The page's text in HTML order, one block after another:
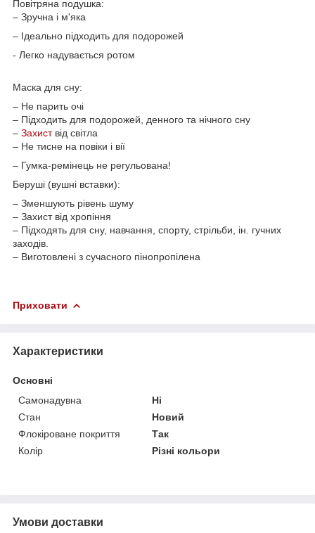
Повітряна подушка:
– Зручна і м'яка
– Ідеально підходить для подорожей
- Легко надувається ротом
Маска для сну:
– Не парить очі
– Підходить для подорожей, денного та нічного сну
– Захиствід світла
– Не тисне на повіки і вії
– Гумка-ремінець не регульована!
Беруші (вушні вставки):
– Зменшують рівень шуму
– Захист від хропіння
– Підходять для сну, навчання, спорту, стрільби, ін. гучних
заходів.
– Виготовлені з сучасного пінопропілена
Приховати
Характеристики
Основні
Самонадувна
Ні
Стан
Новий
Флокіроване покриття
Так
Колір
Різні кольори
Умови доставки